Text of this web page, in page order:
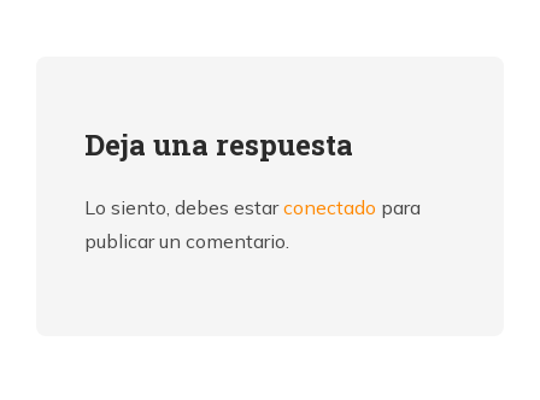
Deja una respuesta
Lo siento, debes estarconectado para
publicar un comentario.